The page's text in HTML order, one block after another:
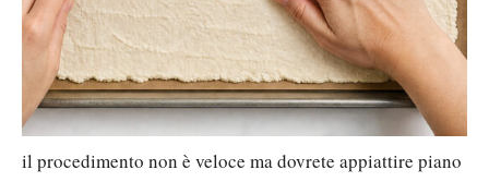
il procedimento non è veloce ma dovrete appiattire piano